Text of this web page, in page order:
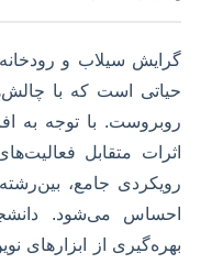
گرایش سیلاب و
حیاتی است که با
روبروست. با توجه به
اثرات متقابل
رویکردی جامع،
احساس می‌شود.
بهره‌گیری از